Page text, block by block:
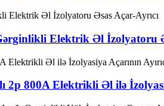
Elektrik Əl İzolyatoru
800A Elektrikli Əl ilə